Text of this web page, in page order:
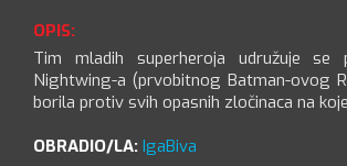
OPIS:
Tim mladih superheroja udružuje se
Nightwing-a (prvobitnog Batman-ovog
borila protiv svih opasnih zločinaca na
OBRADIO/LA: IgaBiva